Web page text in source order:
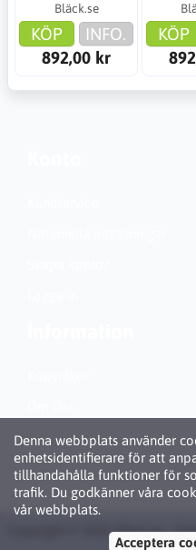
Bläck.se
KÖP
INFO.
892,00 kr
KÖP
Denna webbplats använder
enhetsidentifierare för att
tillhandahålla funktioner för
trafik. Du godkänner våra
vår webbplats.
Acceptera
Personuppgiftspolicy
Om Cookies
Copyright © 2026 Bläck.se /